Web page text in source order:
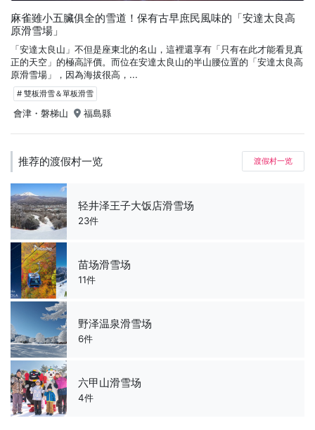
麻雀雖小五臟俱全的雪道！保有古早庶民風味的「安達太良高
原滑雪場」
「安達太良山」不但是座東北的名山，這裡還享有「只有在此才能看見真
正的天空」的極高評價。而位在安達太良山的半山腰位置的「安達太良高
原滑雪場」，因為海拔很高，...
# 雙板滑雪＆單板滑雪
會津・磐梯山 福島縣
推荐的渡假村一览 渡假村一览
轻井泽王子大饭店滑雪场
23件
苗场滑雪场
11件
野泽温泉滑雪场
6件
六甲山滑雪场
4件